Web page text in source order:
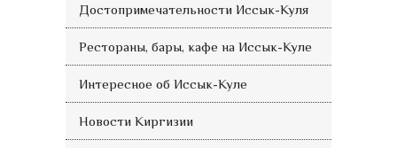
Достопримечательности Иссык-Куля
Рестораны, бары, кафе на Иссык-Куле
Интересное об Иссык-Куле
Новости Киргизии